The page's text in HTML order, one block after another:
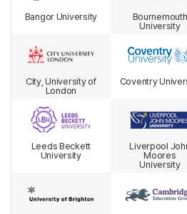
Bangor University
Bournemouth
University
City, University of
London
Coventry
Leeds Beckett
University
Liverpool
Moores
University